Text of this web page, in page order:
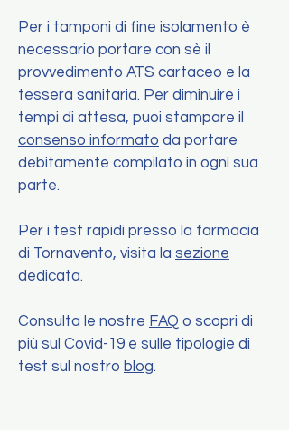
Per i tamponi di fine isolamento è
necessario portare con sè il
provvedimento ATS cartaceo e la
tessera sanitaria. Per diminuire i
tempi di attesa, puoi stampare il
consenso informato da portare
debitamente compilato in ogni sua
parte.
Per i test rapidi presso la farmacia
di Tornavento, visita la sezione
dedicata.
Consulta le nostre FAQ o scopri di
più sul Covid-19 e sulle tipologie di
test sul nostro blog.